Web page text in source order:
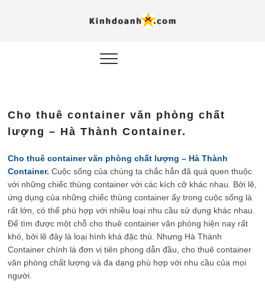
Cho thuê container văn phòng chất
lượng – Hà Thành Container.
Cho thuê container văn phòng chất lượng – Hà Thành
Container.Cuộc sống của chúng ta chắc hẳn đã quá quen thuộc
với những chiếc thùng container với các kích cỡ khác nhau. Bởi lẽ,
ứng dụng của những chiếc thùng container ấy trong cuộc sống là
rất lớn, có thể phù hợp với nhiều loại nhu cầu sử dụng khác nhau.
Để tìm được một chỗ cho thuê container văn phòng hiện nay rất
khó, bởi lẽ đây là loại hình khá đặc thù. Nhưng Hà Thành
Container chính là đơn vị tiên phong dẫn đầu, cho thuê container
văn phòng chất lượng và đa dạng phù hợp với nhu cầu của mọi
người.